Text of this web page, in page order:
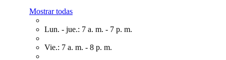
Mostrar todas
Lun. - jue.: 7 a. m. - 7 p. m.
Vie.: 7 a. m. - 8 p. m.